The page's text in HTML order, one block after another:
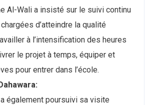
Al-Wali a insisté sur le suivi continu
d’atteindre la qualité
à l’intensification des heures
le projet à temps, équiper et
pour entrer dans l’école.
a également poursuivi sa visite